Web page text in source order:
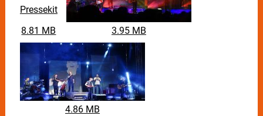
Pressekit
8.81 MB
3.95 MB
4.86 MB